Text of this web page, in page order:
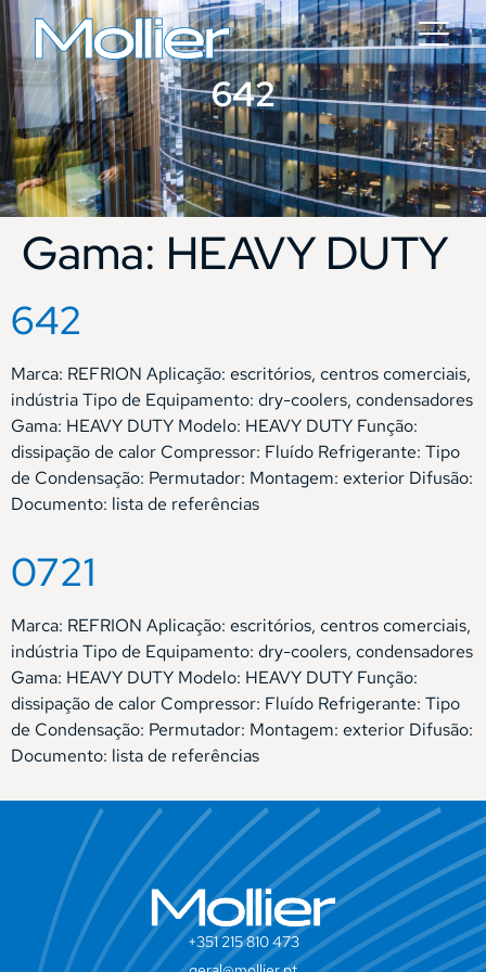
642
Gama: HEAVY DUTY
642
Marca: REFRION Aplicação: escritórios, centros comerciais,
indústria Tipo de Equipamento: dry-coolers, condensadores
Gama: HEAVY DUTY Modelo: HEAVY DUTY Função:
dissipação de calor Compressor: Fluído Refrigerante: Tipo
de Condensação: Permutador: Montagem: exterior Difusão:
Documento: lista de referências
0721
Marca: REFRION Aplicação: escritórios, centros comerciais,
indústria Tipo de Equipamento: dry-coolers, condensadores
Gama: HEAVY DUTY Modelo: HEAVY DUTY Função:
dissipação de calor Compressor: Fluído Refrigerante: Tipo
de Condensação: Permutador: Montagem: exterior Difusão:
Documento: lista de referências
+351 215 810 473